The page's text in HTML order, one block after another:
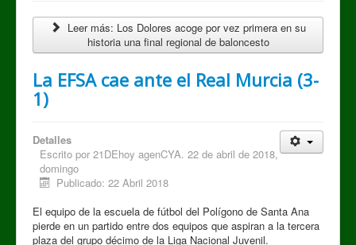
Leer más: Los Dolores acoge por vez primera en su
historia una final regional de baloncesto
La EFSA cae ante el Real Murcia (3-
1)
Detalles
Escrito por 21DEhoy agenCYA. 22 de abril de 2018,
domingo
Publicado: 22 Abril 2018
El equipo de la escuela de fútbol del Polígono de Santa Ana
pierde en un partido entre dos equipos que aspiran a la tercera
plaza del grupo décimo de la Liga Nacional Juvenil.